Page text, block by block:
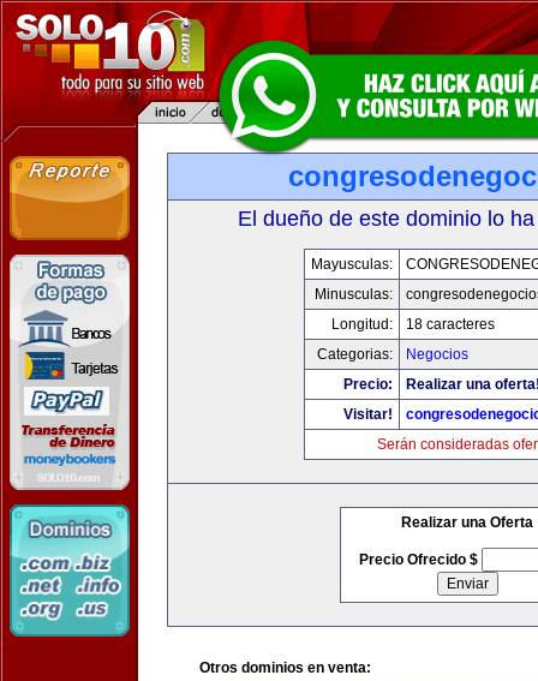
El dueño de este dominio lo
Mayusculas:
Minusculas:
Longitud:
18 caracteres
Categorias:
Negocios
Precio:
Realizar una
Visitar!
Serán consideradas
Realizar una Oferta
Precio Ofrecido $
Otros dominios en venta: